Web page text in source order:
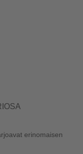
erinomaisen